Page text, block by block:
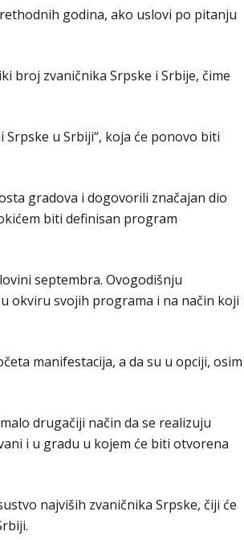
godina, ako uslovi po pitanju
broj zvaničnika Srpske i Srbije, čime
u Srbiji“, koja će ponovo biti
gradova i dogovorili značajan dio
biti definisan program
septembra. Ovogodišnju
okviru svojih programa i na način koji
manifestacija, a da su u opciji, osim
drugačiji način da se realizuju
i u gradu u kojem će biti otvorena
najviših zvaničnika Srpske, čiji će